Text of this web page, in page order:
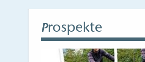
Prospekte